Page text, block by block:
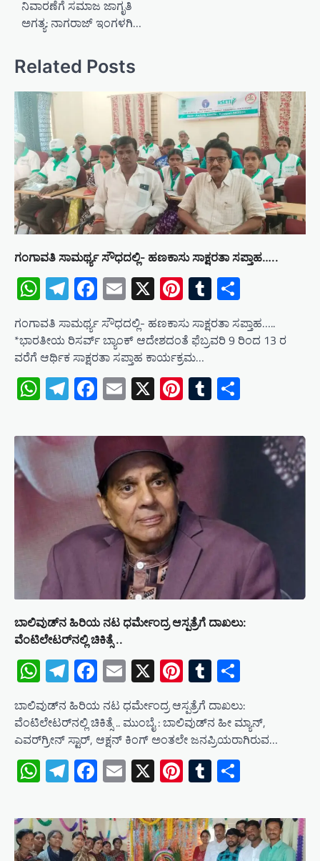
v
i
g
a
t
i
o
n
ನಿವಾರಣೆಗೆ ಸಮಾಜ ಜಾಗೃತಿ
ಅಗತ್ಯ: ನಾಗರಾಜ್ ಇಂಗಳಗಿ…
Related Posts
ಗಂಗಾವತಿ ಸಾಮರ್ಥ್ಯ ಸೌಧದಲ್ಲಿ- ಹಣಕಾಸು ಸಾಕ್ಷರತಾ ಸಪ್ತಾಹ…..
WhatsApp
Telegram
Facebook
Email
X Pinterest
Tumblr
ಗಂಗಾವತಿ ಸಾಮರ್ಥ್ಯ ಸೌಧದಲ್ಲಿ- ಹಣಕಾಸು ಸಾಕ್ಷರತಾ ಸಪ್ತಾಹ…..
*ಭಾರತೀಯ ರಿಸರ್ವ್ ಬ್ಯಾಂಕ್ ಆದೇಶದಂತೆ ಫೆಬ್ರವರಿ 9 ರಿಂದ 13 ರ
ವರೆಗೆ ಆರ್ಥಿಕ ಸಾಕ್ಷರತಾ ಸಪ್ತಾಹ ಕಾರ್ಯಕ್ರಮ…
WhatsApp
Telegram
Facebook
Email
X Pinterest
Tumblr
ಬಾಲಿವುಡ್‌ನ ಹಿರಿಯ ನಟ ಧರ್ಮೇಂದ್ರ ಆಸ್ಪತ್ರೆಗೆ ದಾಖಲು:
ವೆಂಟಿಲೇಟರ್‌ನಲ್ಲಿ ಚಿಕಿತ್ಸೆ ..
WhatsApp
Telegram
Facebook
Email
X Pinterest
Tumblr
ಬಾಲಿವುಡ್‌ನ ಹಿರಿಯ ನಟ ಧರ್ಮೇಂದ್ರ ಆಸ್ಪತ್ರೆಗೆ ದಾಖಲು:
ವೆಂಟಿಲೇಟರ್‌ನಲ್ಲಿ ಚಿಕಿತ್ಸೆ .. ಮುಂಬೈ : ಬಾಲಿವುಡ್‌ನ ಹೀ ಮ್ಯಾನ್,
ಎವರ್‌ಗ್ರೀನ್ ಸ್ಟಾರ್, ಆಕ್ಷನ್ ಕಿಂಗ್ ಅಂತಲೇ ಜನಪ್ರಿಯರಾಗಿರುವ…
WhatsApp
Telegram
Facebook
Email
X Pinterest
Tumblr